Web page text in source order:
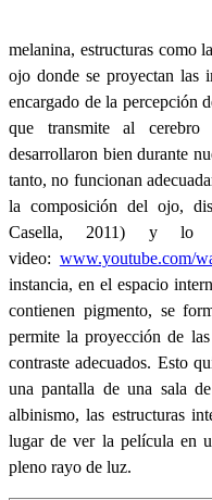
melanina, estructuras como
ojo donde seproyectan las
encargado de la percepción
que
transmiteal cerebro
desarrollaron bien durante
tanto, no funcionan
lacomposición delojo,
Casella, 2011) y lo
video: www.youtube.com/
instancia, en el espacio
contienen pigmento, se
permite laproyección de las
contraste adecuados. Esto
una pantalla deuna sala
albinismo,las estructuras
lugardeverla película en
pleno rayo de luz.